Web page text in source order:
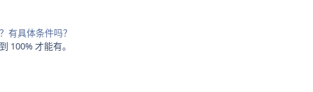
有具体条件吗？
100% 才能有。